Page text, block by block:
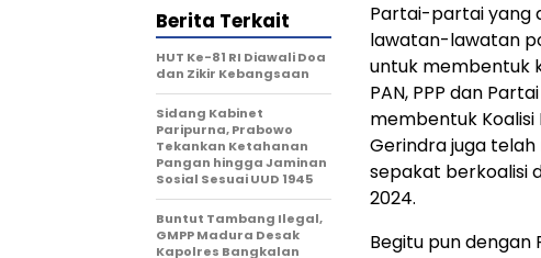
Partai-partai yang
lawatan-lawatan
untuk membentuk
PAN, PPP dan
membentuk Koalisi
Gerindra juga
sepakat berkoalisi
2024.
Begitu pun dengan
Berita Terkait
HUT Ke-81 RI Diawali Doa
dan Zikir Kebangsaan
Sidang Kabinet
Paripurna, Prabowo
Tekankan Ketahanan
Pangan hingga Jaminan
Sosial Sesuai UUD 1945
Buntut Tambang Ilegal,
GMPP Madura Desak
Kapolres Bangkalan